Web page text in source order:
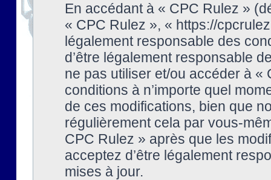
En accédant à « CPC Rulez »
« CPC Rulez », « https://
légalement responsable des
d’être légalement responsable
ne pas utiliser et/ou accéder à
conditions à n’importe quel
de ces modifications, bien que
régulièrement cela par vous-
CPC Rulez » après que les
acceptez d’être légalement
mises à jour.